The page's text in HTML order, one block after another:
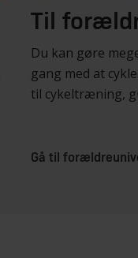
Til
Du kan gøre
gang med at
til cykeltræning,
Gå til